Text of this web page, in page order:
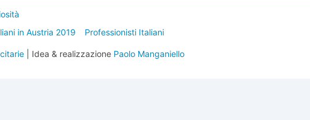
in Austria 2019 Professionisti Italiani
| Idea & realizzazione Paolo Manganiello